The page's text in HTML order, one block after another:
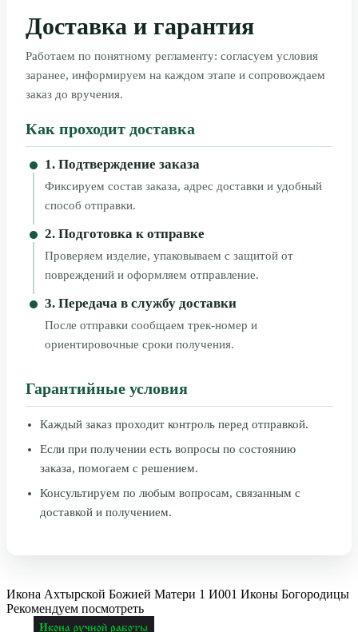
Доставка и гарантия
Работаем по понятному регламенту: согласуем условия
заранее, информируем на каждом этапе и сопровождаем
заказ до вручения.
Как проходит доставка
1. Подтверждение заказа
Фиксируем состав заказа, адрес доставки и удобный
способ отправки.
2. Подготовка к отправке
Проверяем изделие, упаковываем с защитой от
повреждений и оформляем отправление.
3. Передача в службу доставки
После отправки сообщаем трек-номер и
ориентировочные сроки получения.
Гарантийные условия
Каждый заказ проходит контроль перед отправкой.
Если при получении есть вопросы по состоянию
заказа, помогаем с решением.
Консультируем по любым вопросам, связанным с
доставкой и получением.
Икона Ахтырской Божией Матери 1 И001 Иконы Богородицы
Рекомендуем посмотреть